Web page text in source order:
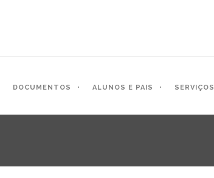
DOCUMENTOS ALUNOS E PAIS SERVIÇOS